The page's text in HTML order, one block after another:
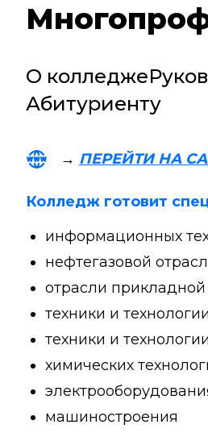
О колледже
Абитуриенту
→ ПЕРЕЙТИ НА
Колледж готовит
информационных
нефтегазовой
отрасли
техники и
техники и
химических
машиностроения